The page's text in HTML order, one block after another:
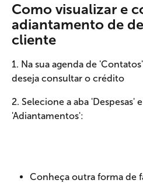
Como visualizar e
adiantamento de
cliente
1. Na sua agenda de
deseja consultar o crédito
2. Selecione a aba 'Despesas'
'Adiantamentos':
Conheça outra forma de